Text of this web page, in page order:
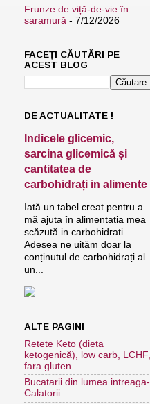
Frunze de viță-de-vie în
saramură - 7/12/2026
FACEȚI CĂUTĂRI PE
ACEST BLOG
DE ACTUALITATE !
Indicele glicemic,
sarcina glicemică și
cantitatea de
carbohidrați in alimente
Iată un tabel creat pentru a
mă ajuta în alimentatia mea
scăzută in carbohidrati .
Adesea ne uităm doar la
conținutul de carbohidrați al
un...
ALTE PAGINI
Retete Keto (dieta
ketogenică), low carb, LCHF,
fara gluten....
Bucatarii din lumea intreaga-
Calatorii